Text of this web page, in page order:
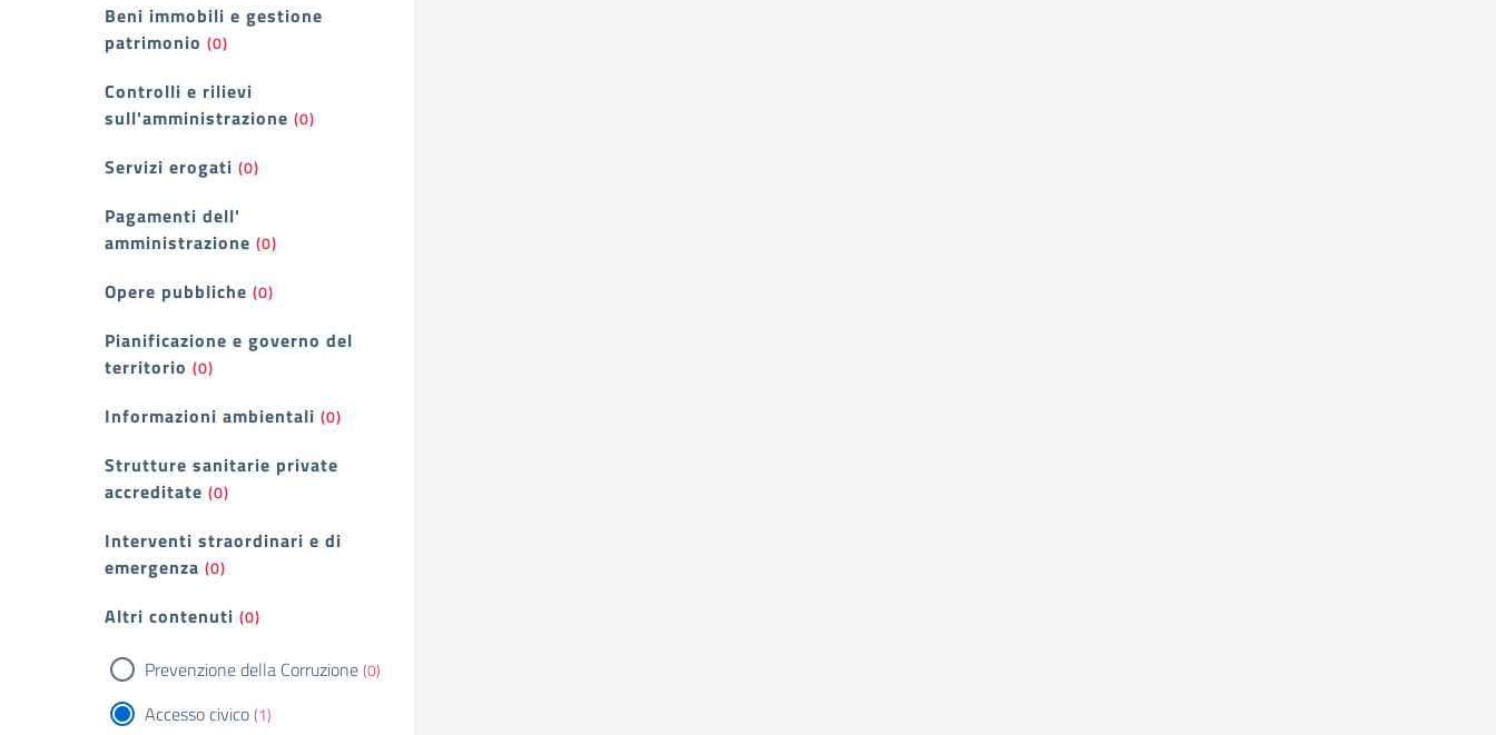
Beni immobili e gestione
patrimonio (0)
Controlli e rilievi
sull'amministrazione (0)
Servizi erogati (0)
Pagamenti dell'
amministrazione (0)
Opere pubbliche (0)
Pianificazione e governo del
territorio (0)
Informazioni ambientali (0)
Strutture sanitarie private
accreditate (0)
Interventi straordinari e di
emergenza (0)
Altri contenuti (0)
Prevenzione della Corruzione(0)
Accesso civico(1)